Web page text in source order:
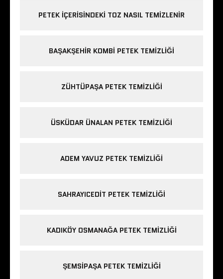
PETEK IÇERISINDEKI TOZ NASIL TEMIZLENIR
BAŞAKŞEHIR KOMBI PETEK TEMIZLIĞI
ZÜHTÜPAŞA PETEK TEMIZLIĞI
ÜSKÜDAR ÜNALAN PETEK TEMIZLIĞI
ADEM YAVUZ PETEK TEMIZLIĞI
SAHRAYICEDIT PETEK TEMIZLIĞI
KADIKÖY OSMANAĞA PETEK TEMIZLIĞI
ŞEMSIPAŞA PETEK TEMIZLIĞI